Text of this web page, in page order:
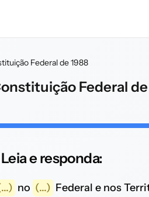
Federal de 1988
Federal de
e responda:
no (...) Federal e nos